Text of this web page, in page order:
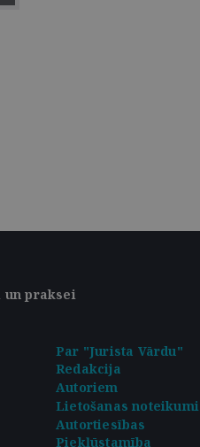
un praksei
Par "Jurista Vārdu"
Redakcija
Autoriem
Lietošanas noteikumi
Autortiesības
Piekļūstamība